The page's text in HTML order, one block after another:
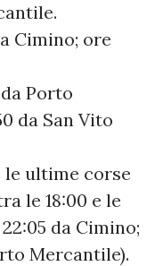
Cimino; ore
Porto
da San Vito
le ultime corse
le 18:00 e le
da Cimino;
Mercantile).